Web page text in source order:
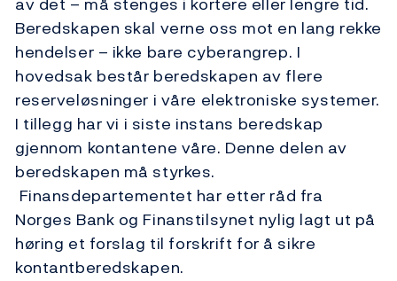
Beredskapen skal verne oss mot en lang rekke
hendelser – ikke bare cyberangrep. I
hovedsak består beredskapen av flere
reserveløsninger i våre elektroniske systemer.
I tillegg har vi i siste instans beredskap
gjennom kontantene våre. Denne delen av
beredskapen må styrkes.
Finansdepartementet har etter råd fra
Norges Bank og Finanstilsynet nylig lagt ut på
høring et forslag til forskrift for å sikre
kontantberedskapen.